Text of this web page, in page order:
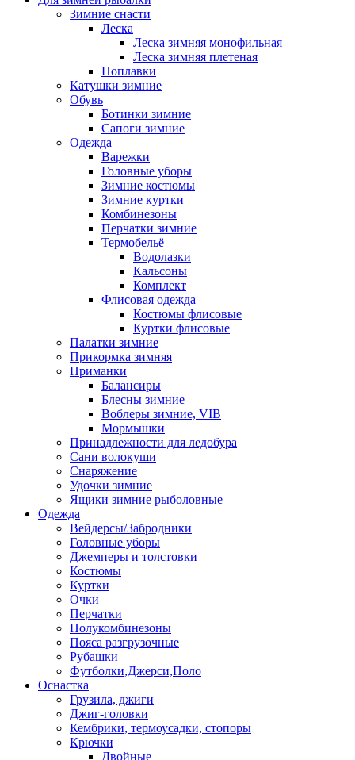
Зимние снасти
Леска
Леска зимняя монофильная
Леска зимняя плетеная
Поплавки
Катушки зимние
Обувь
Ботинки зимние
Сапоги зимние
Одежда
Варежки
Головные уборы
Зимние костюмы
Зимние куртки
Комбинезоны
Перчатки зимние
Термобельё
Водолазки
Кальсоны
Комплект
Флисовая одежда
Костюмы флисовые
Куртки флисовые
Палатки зимние
Прикормка зимняя
Приманки
Балансиры
Блесны зимние
Воблеры зимние, VIB
Мормышки
Принадлежности для ледобура
Сани волокуши
Снаряжение
Удочки зимние
Ящики зимние рыболовные
Одежда
Вейдерсы/Забродники
Головные уборы
Джемперы и толстовки
Костюмы
Куртки
Очки
Перчатки
Полукомбинезоны
Пояса разгрузочные
Рубашки
Футболки,Джерси,Поло
Оснастка
Грузила, джиги
Джиг-головки
Кембрики, термоусадки, стопоры
Крючки
Двойные